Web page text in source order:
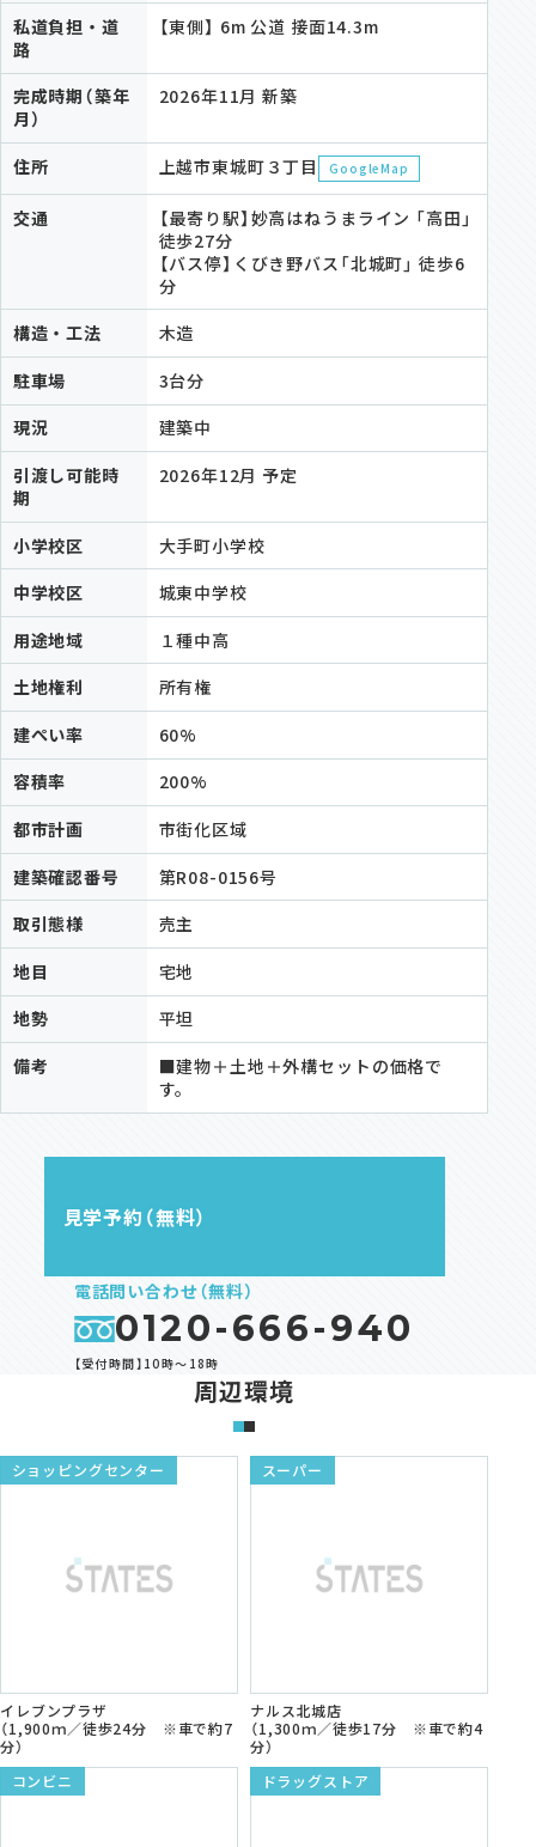
私道負担・道
路
【東側】 6m 公道 接面14.3m
完成時期（築年
月）
2026年11月 新築
住所 上越市東城町３丁目 GoogleMap
交通
【最寄り駅】妙高はねうまライン 「高田」
徒歩27分
【バス停】くびき野バス「北城町」 徒歩6
分
構造・工法
木造
駐車場
3台分
現況
建築中
引渡し可能時
期
2026年12月 予定
小学校区
大手町小学校
中学校区
城東中学校
用途地域
１種中高
土地権利
所有権
建ぺい率
60%
容積率
200%
都市計画
市街化区域
建築確認番号
第R08-0156号
取引態様
売主
地目
宅地
地勢
平坦
備考
■建物＋土地＋外構セットの価格で
す。
見学予約（無料）
電話問い合わせ（無料）
0120-666-940
【受付時間】10時～18時
周辺環境
ショッピングセンター
イレブンプラザ
（1,900ｍ／徒歩24分 ※車で約7
分）
スーパー
ナルス北城店
（1,300ｍ／徒歩17分 ※車で約4
分）
コンビニ
ドラッグストア